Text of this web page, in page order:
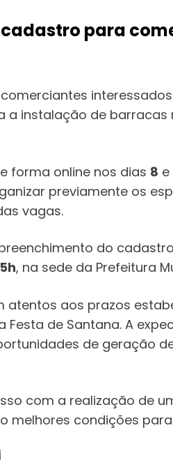
para
instalação de
forma online nos dias 8 e
previamente os
vagas.
do
, na sede da Prefeitura
aos prazos
de Santana. A
de geração
com a realização de
condições